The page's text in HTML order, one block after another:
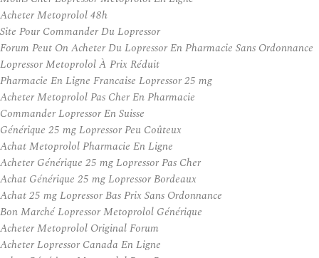
Acheter Metoprolol 48h
Site Pour Commander Du Lopressor
Forum Peut On Acheter Du Lopressor En Pharmacie Sans Ordonnance
Lopressor Metoprolol À Prix Réduit
Pharmacie En Ligne Francaise Lopressor 25 mg
Acheter Metoprolol Pas Cher En Pharmacie
Commander Lopressor En Suisse
Générique 25 mg Lopressor Peu Coûteux
Achat Metoprolol Pharmacie En Ligne
Acheter Générique 25 mg Lopressor Pas Cher
Achat Générique 25 mg Lopressor Bordeaux
Achat 25 mg Lopressor Bas Prix Sans Ordonnance
Bon Marché Lopressor Metoprolol Générique
Acheter Metoprolol Original Forum
Acheter Lopressor Canada En Ligne